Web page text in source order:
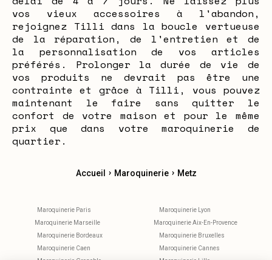
vos vieux accessoires à l'abandon,
rejoignez Tilli dans la boucle vertueuse
de la réparation, de l'entretien et de
la personnalisation de vos articles
préférés. Prolonger la durée de vie de
vos produits ne devrait pas être une
contrainte et grâce à Tilli, vous pouvez
maintenant le faire sans quitter le
confort de votre maison et pour le même
prix que dans votre maroquinerie de
quartier.
Accueil › Maroquinerie › Metz
Maroquinerie Paris
Maroquinerie Lyon
Maroquinerie Marseille
Maroquinerie Aix-En-Provence
Maroquinerie Bordeaux
Maroquinerie Bruxelles
Maroquinerie Caen
Maroquinerie Cannes